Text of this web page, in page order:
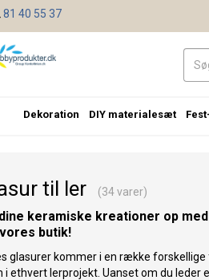
til ler (34 varer)
keramiske kreationer op
butik!
glasurer kommer i en række
i ethvert lerprojekt. Uanset om du leder
81 40 55 37
Dekoration DIY materialesæt